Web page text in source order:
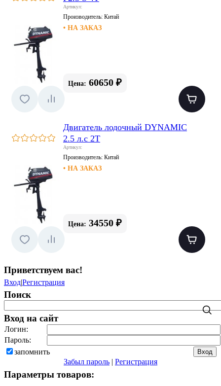
Артикул:
Производитель: Китай
• НА ЗАКАЗ
Цена: 60650 ₽
Двигатель лодочный DYNAMIC
2.5 л.с 2Т
Артикул:
Производитель: Китай
• НА ЗАКАЗ
Цена: 34550 ₽
Приветствуем вас!
Вход|Регистрация
Поиск
Вход на сайт
Логин:
Пароль:
запомнить
Забыл пароль | Регистрация
Параметры товаров: